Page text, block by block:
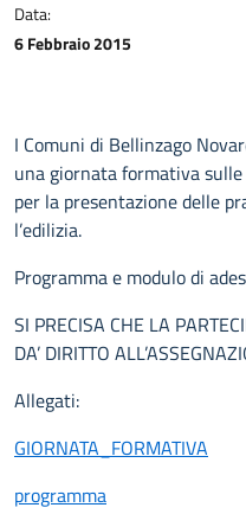
Data:
6 Febbraio 2015
I Comuni di Bellinzago
una giornata formativa
per la presentazione delle
l’edilizia.
Programma e modulo di
SI PRECISA CHE LA
DA’ DIRITTO
Allegati:
GIORNATA_FORMATIVA
programma